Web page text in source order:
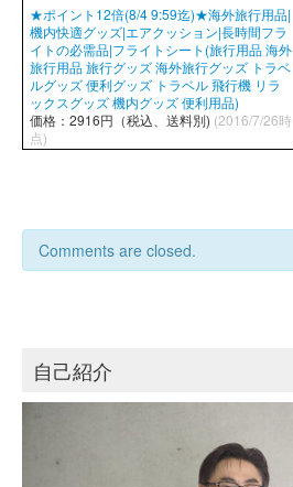
★ポイント12倍(8/4 9:59迄)★海外旅行用品|
機内快適グッズ|エアクッション|長時間フラ
イトの必需品|フライトシート(旅行用品 海外
旅行用品 旅行グッズ 海外旅行グッズ トラベ
ルグッズ 便利グッズ トラベル 飛行機 リラ
ックスグッズ 機内グッズ 便利用品)
価格：2916円（税込、送料別) (2016/7/26時
点)
Comments are closed.
自己紹介